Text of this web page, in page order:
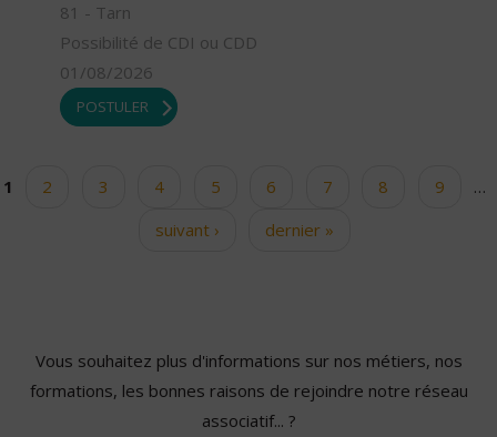
81 - Tarn
Possibilité de CDI ou CDD
01/08/2026
POSTULER
Pages
1 2 3 4 5 6 7 8 9
…
suivant ›
dernier »
Vous souhaitez plus d'informations sur nos métiers, nos
formations, les bonnes raisons de rejoindre notre réseau
associatif... ?